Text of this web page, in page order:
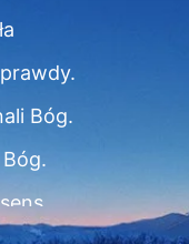
Bóg.